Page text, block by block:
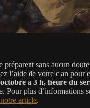
préparent sans aucun
l’aide de votre clan pour
à 3 h, heure du
Pour plus d’informations
article.